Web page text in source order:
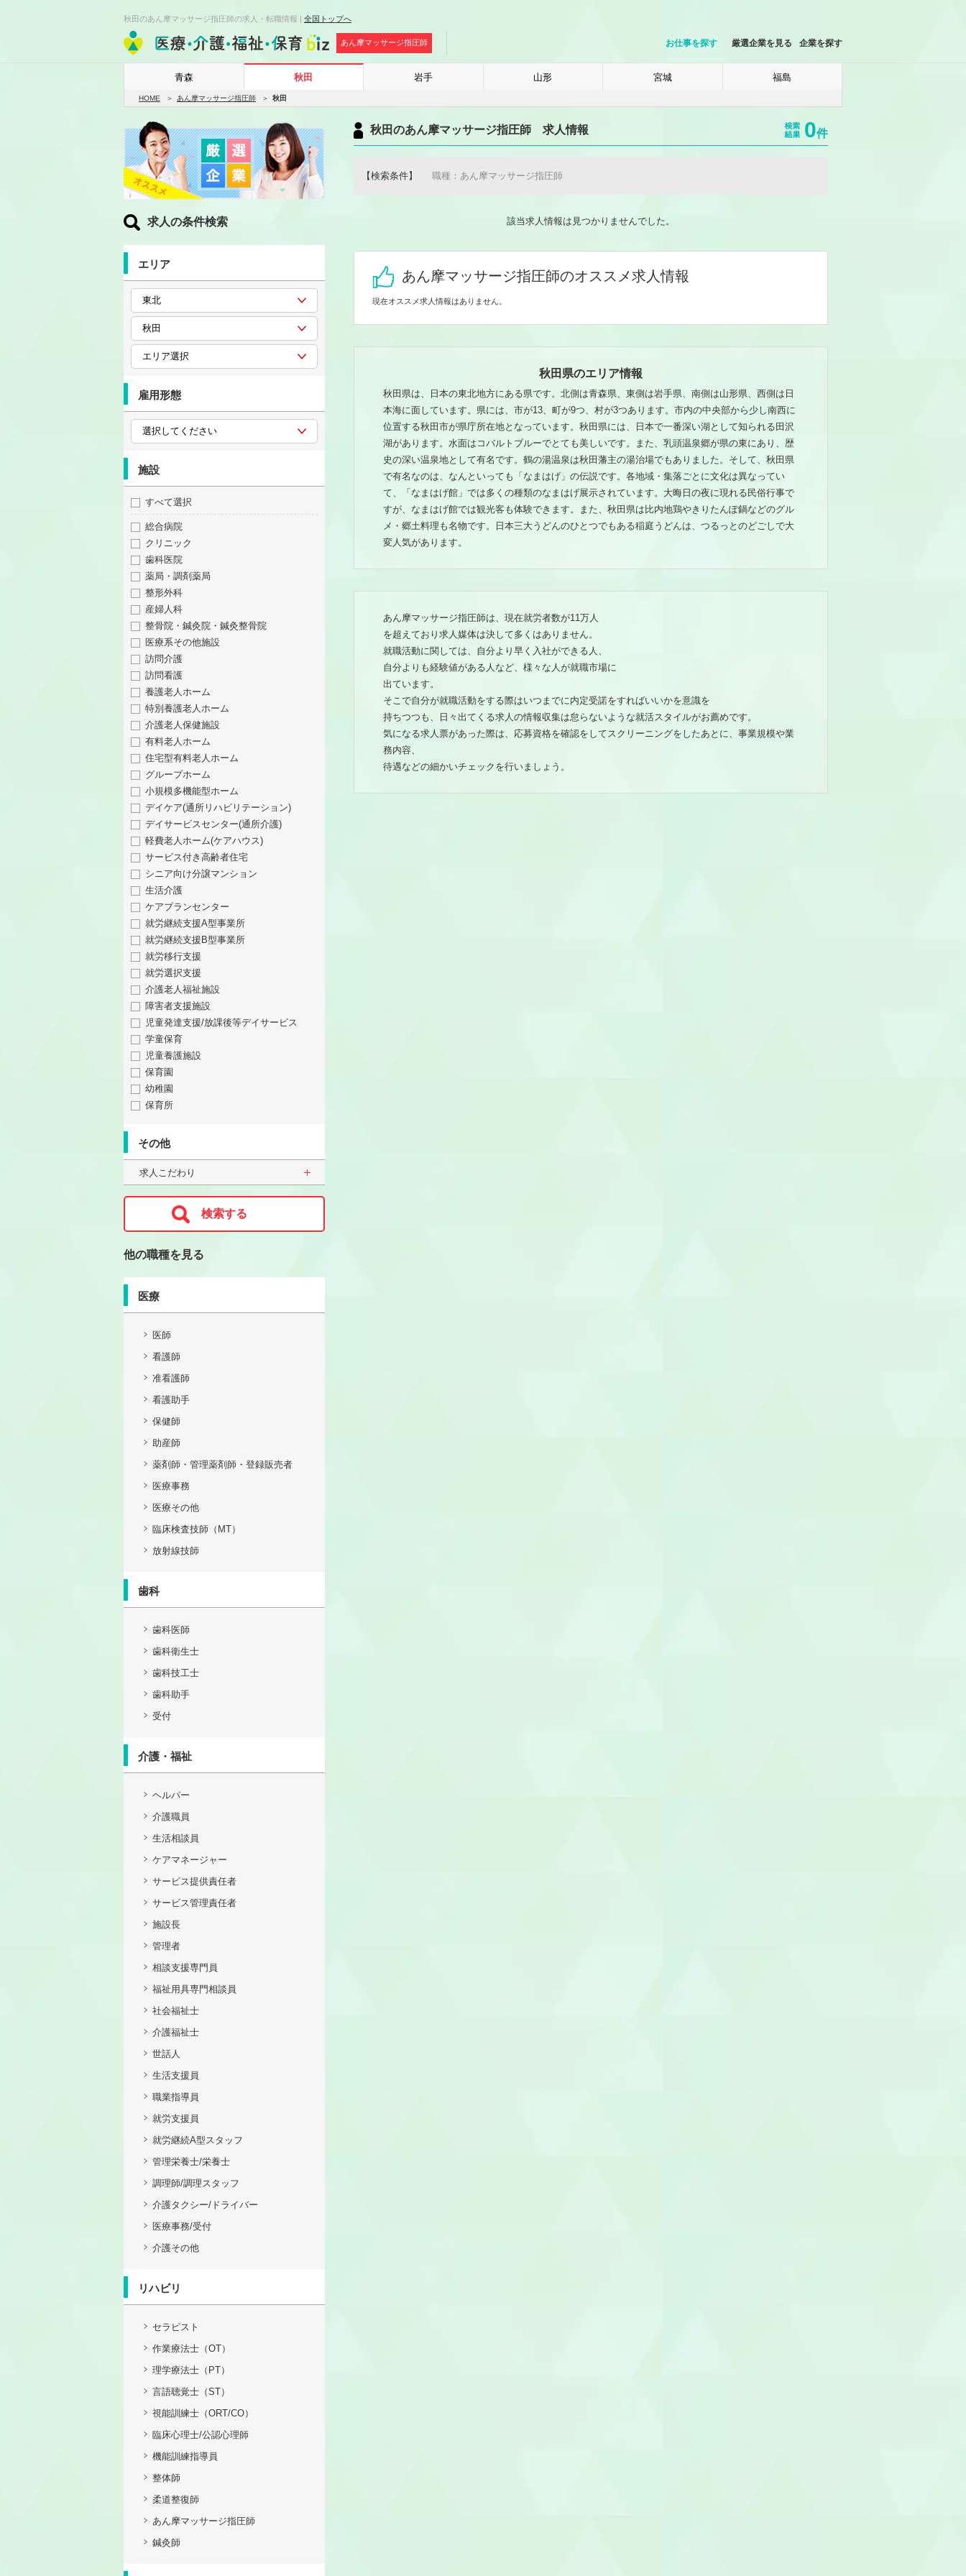
秋田のあん摩マッサージ指圧師の求人・転職情報 | 全国トップへ
あん摩マッサージ指圧師 お仕事を探す 厳選企業を見る 企業を探す
青森 秋田 岩手 山形 宮城 福島
HOME あん摩マッサージ指圧師 秋田
求人の条件検索
エリア
雇用形態
施設
すべて選択
総合病院
クリニック
歯科医院
薬局・調剤薬局
整形外科
産婦人科
整骨院・鍼灸院・鍼灸整骨院
医療系その他施設
訪問介護
訪問看護
養護老人ホーム
特別養護老人ホーム
介護老人保健施設
有料老人ホーム
住宅型有料老人ホーム
グループホーム
小規模多機能型ホーム
デイケア(通所リハビリテーション)
デイサービスセンター(通所介護)
軽費老人ホーム(ケアハウス)
サービス付き高齢者住宅
シニア向け分譲マンション
生活介護
ケアプランセンター
就労継続支援A型事業所
就労継続支援B型事業所
就労移行支援
就労選択支援
介護老人福祉施設
障害者支援施設
児童発達支援/放課後等デイサービス
学童保育
児童養護施設
保育園
幼稚園
保育所
その他
求人こだわり
他の職種を見る
医療
医師
看護師
准看護師
看護助手
保健師
助産師
薬剤師・管理薬剤師・登録販売者
医療事務
医療その他
臨床検査技師（MT）
放射線技師
歯科
歯科医師
歯科衛生士
歯科技工士
歯科助手
受付
介護・福祉
ヘルパー
介護職員
生活相談員
ケアマネージャー
サービス提供責任者
サービス管理責任者
施設長
管理者
相談支援専門員
福祉用具専門相談員
社会福祉士
介護福祉士
世話人
生活支援員
職業指導員
就労支援員
就労継続A型スタッフ
管理栄養士/栄養士
調理師/調理スタッフ
介護タクシー/ドライバー
医療事務/受付
介護その他
リハビリ
セラピスト
作業療法士（OT）
理学療法士（PT）
言語聴覚士（ST）
視能訓練士（ORT/CO）
臨床心理士/公認心理師
機能訓練指導員
整体師
柔道整復師
あん摩マッサージ指圧師
鍼灸師
秋田のあん摩マッサージ指圧師 求人情報 0件
【検索条件】 職種：あん摩マッサージ指圧師
該当求人情報は見つかりませんでした。
あん摩マッサージ指圧師のオススメ求人情報
現在オススメ求人情報はありません。
秋田県のエリア情報
秋田県は、日本の東北地方にある県です。北側は青森県、東側は岩手県、南側は山形県、西側は日
本海に面しています。県には、市が13、町が9つ、村が3つあります。市内の中央部から少し南西に
位置する秋田市が県庁所在地となっています。秋田県には、日本で一番深い湖として知られる田沢
湖があります。水面はコバルトブルーでとても美しいです。また、乳頭温泉郷が県の東にあり、歴
史の深い温泉地として有名です。鶴の湯温泉は秋田藩主の湯治場でもありました。そして、秋田県
で有名なのは、なんといっても「なまはげ」の伝説です。各地域・集落ごとに文化は異なってい
て、「なまはげ館」では多くの種類のなまはげ展示されています。大晦日の夜に現れる民俗行事で
すが、なまはげ館では観光客も体験できます。また、秋田県は比内地鶏やきりたんぽ鍋などのグル
メ・郷土料理も名物です。日本三大うどんのひとつでもある稲庭うどんは、つるっとのどごしで大
変人気があります。
あん摩マッサージ指圧師は、現在就労者数が11万人
を超えており求人媒体は決して多くはありません。
就職活動に関しては、自分より早く入社ができる人、
自分よりも経験値がある人など、様々な人が就職市場に
出ています。
そこで自分が就職活動をする際はいつまでに内定受諾をすればいいかを意識を
持ちつつも、日々出てくる求人の情報収集は怠らないような就活スタイルがお薦めです。
気になる求人票があった際は、応募資格を確認をしてスクリーニングをしたあとに、事業規模や業
務内容、
待遇などの細かいチェックを行いましょう。